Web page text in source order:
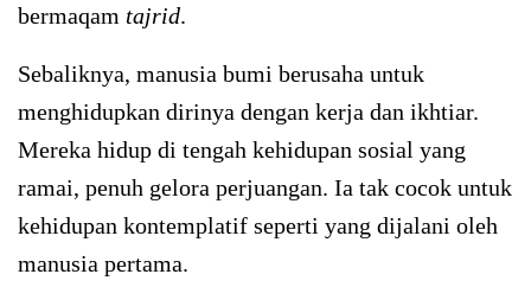
bermaqam tajrid.
Sebaliknya, manusia bumi berusaha untuk
menghidupkan dirinya dengan kerja dan ikhtiar.
Mereka hidup di tengah kehidupan sosial yang
ramai, penuh gelora perjuangan. Ia tak cocok untuk
kehidupan kontemplatif seperti yang dijalani oleh
manusia pertama.